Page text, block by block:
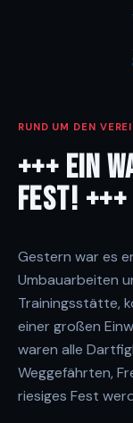
RUND UM DEN
+++ EIN
FEST! +++
Gestern war es
Umbauarbeiten
Trainingsstätte,
einer großen
waren alle
Weggefährten,
riesiges Fest